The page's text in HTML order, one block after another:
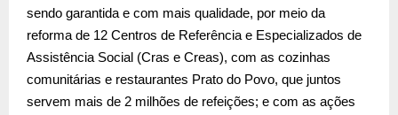
sendo garantida e com mais qualidade, por meio da
reforma de 12 Centros de Referência e Especializados de
Assistência Social (Cras e Creas), com as cozinhas
comunitárias e restaurantes Prato do Povo, que juntos
servem mais de 2 milhões de refeições; e com as ações